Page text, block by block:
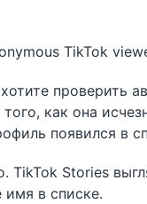
TikTok
проверить
как она
появился в
TikTok Stories
имя в списке.